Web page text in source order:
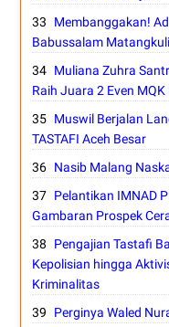
Membanggakan!
Babussalam
Muliana Zuhra
Raih Juara 2 Even
Muswil Berjalan
TASTAFI Aceh Besar
Nasib Malang
Pelantikan IMNAD
Gambaran Prospek
Pengajian Tastafi
Kepolisian hingga
Kriminalitas
Perginya Waled